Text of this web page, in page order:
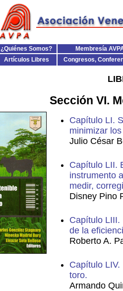
¿Quiénes Somos?
Membresía
Artículos Libres
Congresos,
Sección VI.
Capítulo LI.
minimizar
Julio César
Capítulo LII.
instrumento
medir,
Disney Pino
Capítulo LIII.
de la
Roberto A.
Capítulo
toro.
Armando